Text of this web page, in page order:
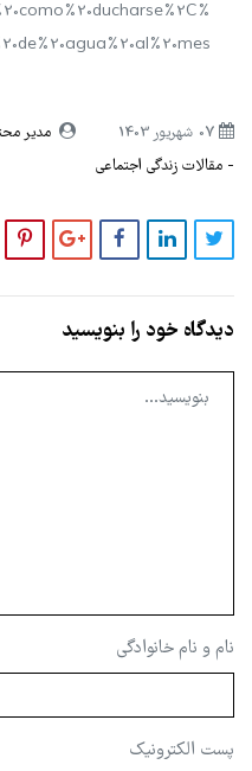
07 شهریور 1403 مدیر
مقالات زندگی اجتماعی
دیدگاه خود را بنویسید
نام و نام خانوادگی
پست الکترونیک